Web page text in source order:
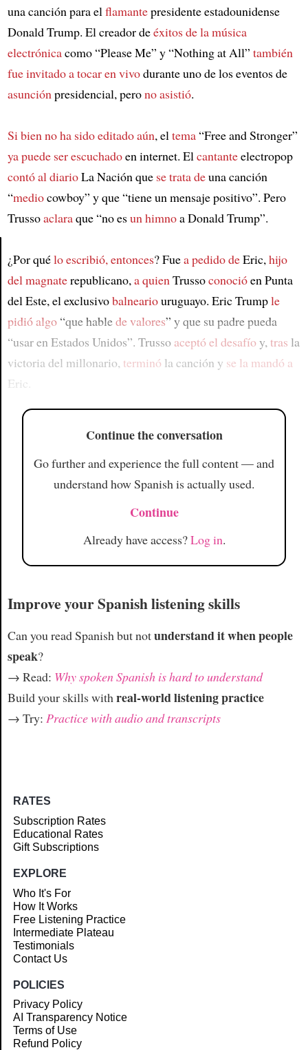
Article
una canción para elflamantepresidente estadounidense
Donald Trump. El creador deéxitos de la música
electrónicacomo “Please Me” y “Nothing at All” también
fue invitadoa tocar en vivodurante uno de los eventos de
asunciónpresidencial, perono asistió.
Si bienno ha sido editado aún, eltema“Free and Stronger”
ya puede ser escuchadoen internet. Elcantanteelectropop
contó al diarioLa Nación que se trata deuna canción
“mediocowboy” y que “tiene un mensaje positivo”. Pero
Trussoaclaraque “no esun himnoa Donald Trump”.
¿Por quélo escribió, entonces? Fuea pedido deEric,hijo
del magnaterepublicano,a quienTrussoconocióen Punta
del Este, el exclusivobalneariouruguayo. Eric Trumple
pidió algo“que hablede valores” y que su padre pueda
“usar en Estados Unidos”. Trusso aceptó el desafíoy,tras la
victoria del millonario, terminó la canción y se la mandó a
Eric.
Continue the conversation
Go further and experience the full content — and
understand how Spanish is actually used.
Continue
Already have access?Log in.
Improve your Spanish listening skills
Can you read Spanish but notunderstand it when people
speak?
→ Read: Why spoken Spanish is hard to understand
Build your skills with real-world listening practice
→ Try: Practice with audio and transcripts
RATES
Subscription Rates
Educational Rates
Gift Subscriptions
EXPLORE
Who It's For
How It Works
Free Listening Practice
Intermediate Plateau
Testimonials
Contact Us
POLICIES
Privacy Policy
AI Transparency Notice
Terms of Use
Refund Policy